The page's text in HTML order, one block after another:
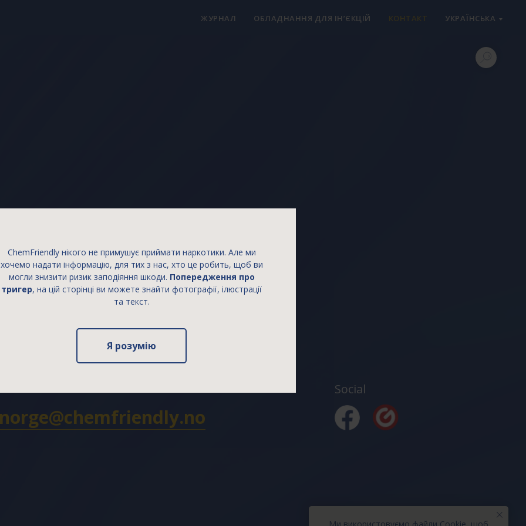
ЖУРНАЛ ОБЛАДНАННЯ ДЛЯ ІН’ЄКЦІЙ КОНТАКТ УКРАЇНСЬКА
ChemFriendly нікого не примушує приймати наркотики. Але ми
хочемо надати інформацію, для тих з нас, хто це робить, щоб ви
могли знизити ризик заподіяння шкоди. Попередження про
тригер, на цій сторінці ви можете знайти фотографії, ілюстрації
та текст.
Я розумію
Social